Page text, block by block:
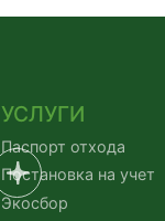
УСЛУГИ
Паспорт отхода
Постановка на учет
Экосбор